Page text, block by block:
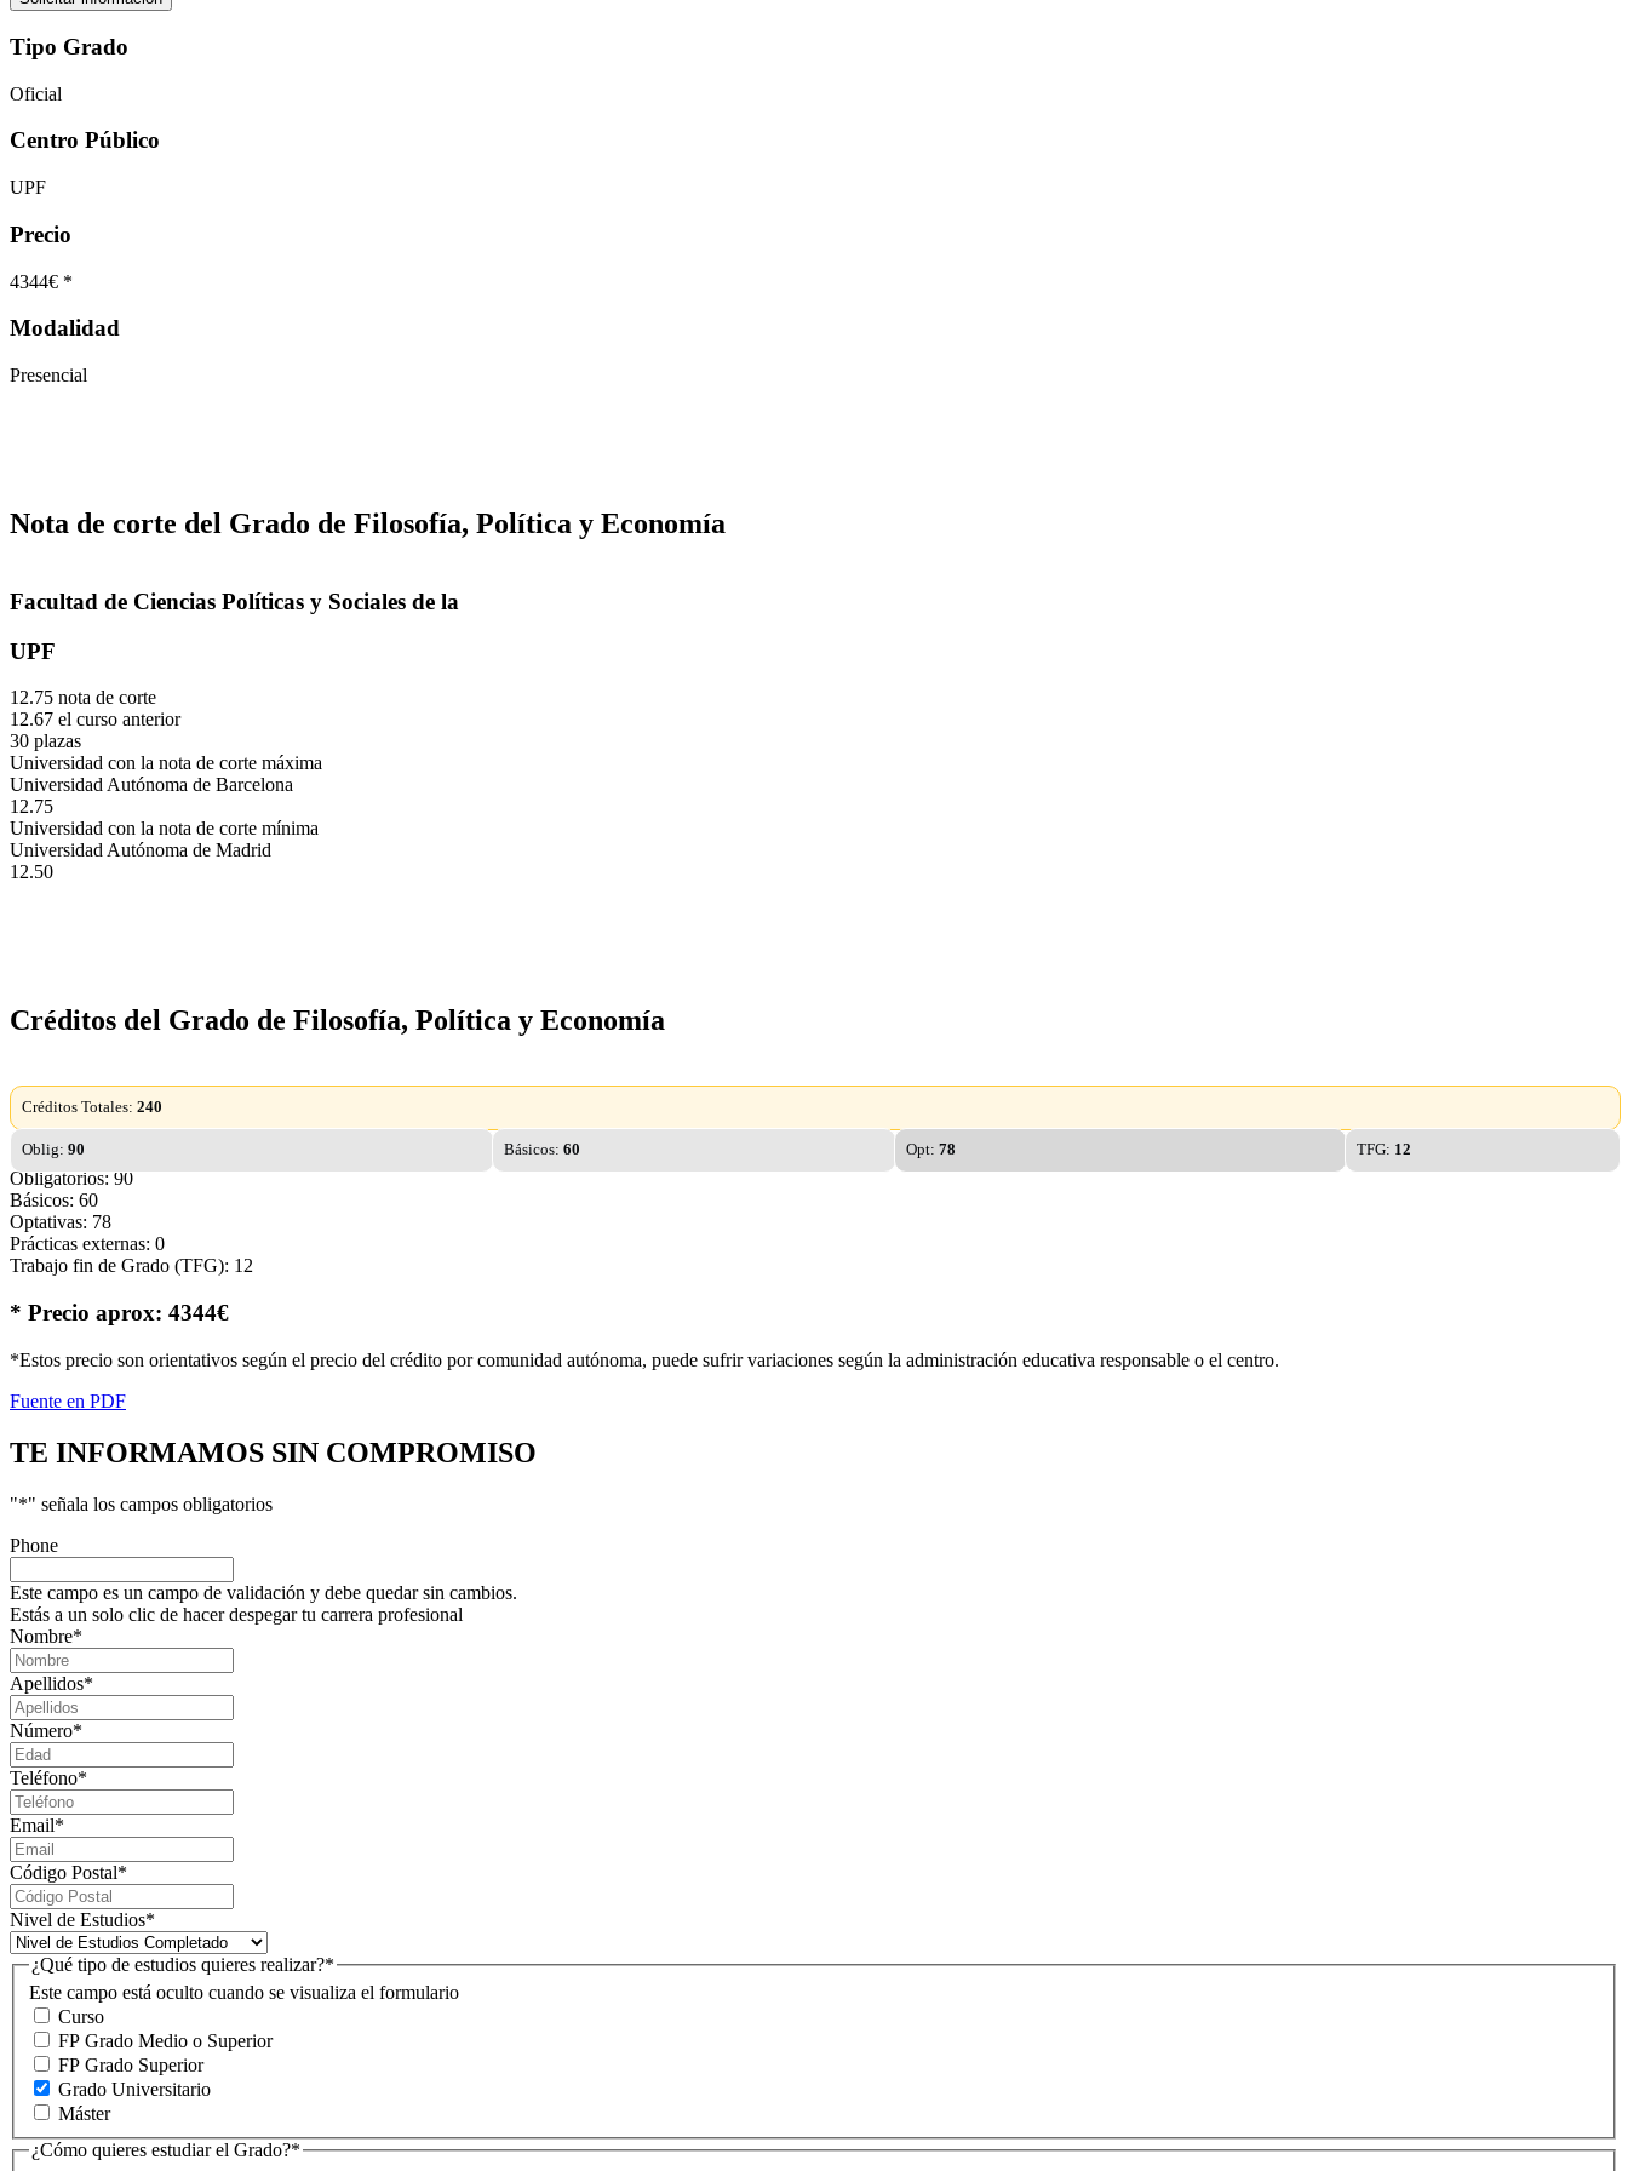
Tipo Grado
Oficial
Centro Público
UPF
Precio
4344€ *
Modalidad
Presencial
Nota de corte del Grado de Filosofía, Política y Economía
Facultad de Ciencias Políticas y Sociales de la
UPF
12.75 nota de corte
12.67 el curso anterior
30 plazas
Universidad con la nota de corte máxima
Universidad Autónoma de Barcelona
12.75
Universidad con la nota de corte mínima
Universidad Autónoma de Madrid
12.50
Créditos del Grado de Filosofía, Política y Economía
Créditos Totales: 240
Oblig: 90 Básicos:60 Opt:78 TFG: 12
Obligatorios: 90
Básicos: 60
Optativas: 78
Prácticas externas: 0
Trabajo fin de Grado (TFG): 12
* Precio aprox: 4344€
*Estos precio son orientativos según el precio del crédito por comunidad autónoma, puede sufrir variaciones según la administración educativa responsable o el centro.
Fuente en PDF
TE INFORMAMOS SIN COMPROMISO
"*" señala los campos obligatorios
Phone
Este campo es un campo de validación y debe quedar sin cambios.
Estás a un solo clic de hacer despegar tu carrera profesional
Nombre*
Apellidos*
Número*
Teléfono*
Email*
Código Postal*
Nivel de Estudios*
Este campo está oculto cuando se visualiza el formulario
¿Qué tipo de estudios quieres realizar?*
Curso
FP Grado Medio o Superior
FP Grado Superior
Grado Universitario
Máster
¿Cómo quieres estudiar el Grado?*